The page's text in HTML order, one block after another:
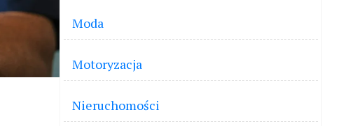
Moda
Motoryzacja
Nieruchomości